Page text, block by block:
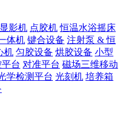
显影机 点胶机 恒温水浴摇床
体机 键合设备 注射泵 & 恒
机 匀胶设备 烘胶设备 小型
台 对准平台 磁场三维移动
学检测平台 光刻机 培养箱